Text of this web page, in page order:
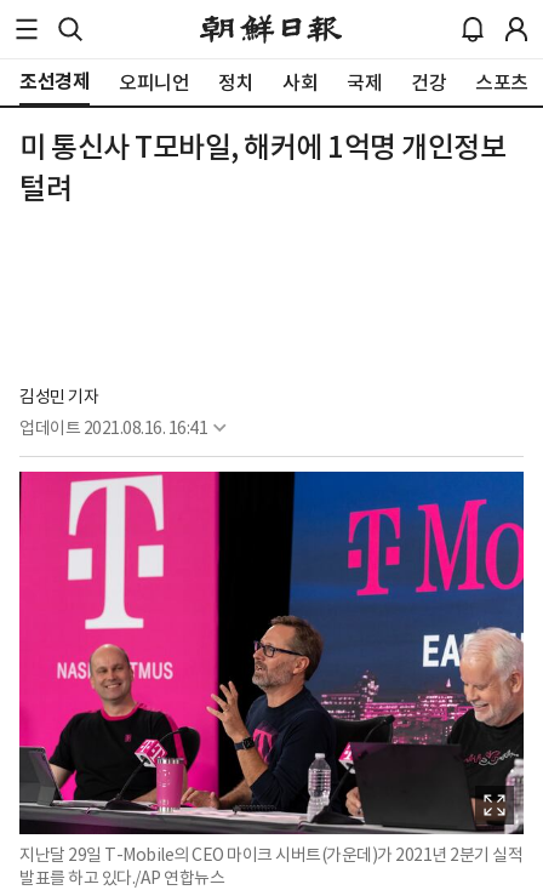
조선경제 오피니언 정치 사회 국제 건강 스포츠
미 통신사 T모바일, 해커에 1억명 개인정보
털려
김성민 기자
업데이트 2021.08.16. 16:41
지난달 29일 T-Mobile의 CEO 마이크 시버트(가운데)가 2021년 2분기 실적
발표를 하고 있다./AP 연합뉴스